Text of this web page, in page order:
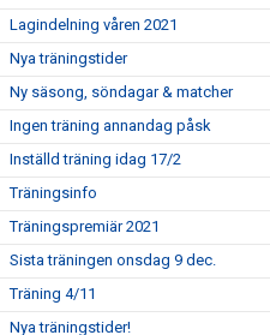
Lagindelning våren 2021
Nya träningstider
Ny säsong, söndagar & matcher
Ingen träning annandag påsk
Inställd träning idag 17/2
Träningsinfo
Träningspremiär 2021
Sista träningen onsdag 9 dec.
Träning 4/11
Nya träningstider!